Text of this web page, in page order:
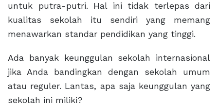
untuk putra-putri. Hal ini tidak terlepas dari
kualitas sekolah itu sendiri yang memang
menawarkan standar pendidikan yang tinggi.
Ada banyak keunggulan sekolah internasional
jika Anda bandingkan dengan sekolah umum
atau reguler. Lantas, apa saja keunggulan yang
sekolah ini miliki?